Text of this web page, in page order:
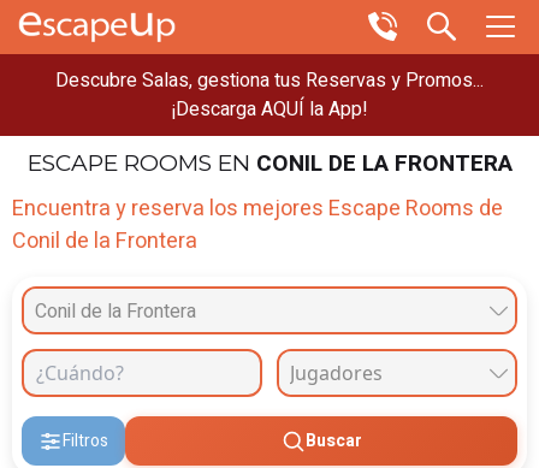
Descubre Salas, gestiona tus Reservas y Promos...
¡Descarga AQUÍ la App!
ESCAPE ROOMS EN CONIL DE LA FRONTERA
Encuentra y reserva los mejores Escape Rooms de
Conil de la Frontera
Conil de la Frontera
Filtros Buscar